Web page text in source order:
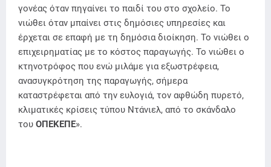
γονέας όταν πηγαίνει το παιδί του στο σχολείο. Το
νιώθει όταν μπαίνει στις δημόσιες υπηρεσίες και
έρχεται σε επαφή με τη δημόσια διοίκηση. Το νιώθει ο
επιχειρηματίας με το κόστος παραγωγής. Το νιώθει ο
κτηνοτρόφος που ενώ μιλάμε για εξωστρέφεια,
ανασυγκρότηση της παραγωγής, σήμερα
καταστρέφεται από την ευλογιά, τον αφθώδη πυρετό,
κλιματικές κρίσεις τύπου Ντάνιελ, από το σκάνδαλο
του ΟΠΕΚΕΠΕ».